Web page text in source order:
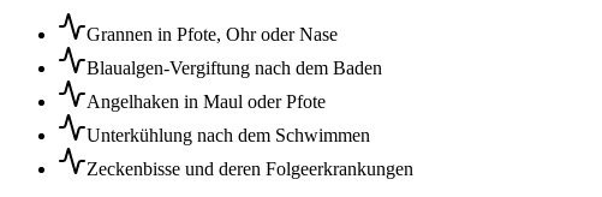
Grannen in Pfote, Ohr oder Nase
Blaualgen-Vergiftung nach dem Baden
Angelhaken in Maul oder Pfote
Unterkühlung nach dem Schwimmen
Zeckenbisse und deren Folgeerkrankungen